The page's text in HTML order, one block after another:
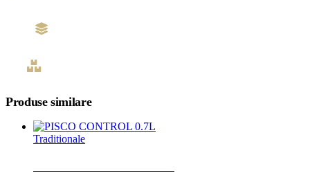
Produse similare
Traditionale